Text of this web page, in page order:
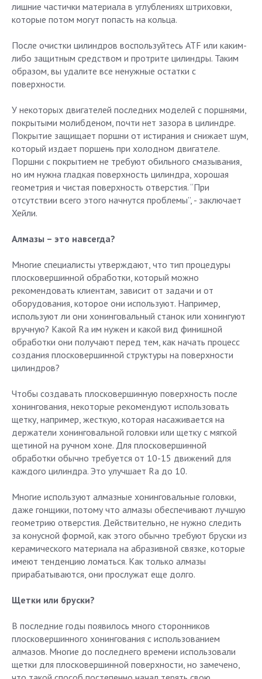
лишние частички материала в углублениях штриховки,
которые потом могут попасть на кольца.
После очистки цилиндров воспользуйтесь ATF или каким-
либо защитным средством и протрите цилиндры. Таким
образом, вы удалите все ненужные остатки с
поверхности.
У некоторых двигателей последних моделей с поршнями,
покрытыми молибденом, почти нет зазора в цилиндре.
Покрытие защищает поршни от истирания и снижает шум,
который издает поршень при холодном двигателе.
Поршни с покрытием не требуют обильного смазывания,
но им нужна гладкая поверхность цилиндра, хорошая
геометрия и чистая поверхность отверстия. “При
отсутствии всего этого начнутся проблемы”, - заключает
Хейли.
Алмазы – это навсегда?
Многие специалисты утверждают, что тип процедуры
плосковершинной обработки, который можно
рекомендовать клиентам, зависит от задачи и от
оборудования, которое они используют. Например,
используют ли они хонинговальный станок или хонингуют
вручную? Какой Ra им нужен и какой вид финишной
обработки они получают перед тем, как начать процесс
создания плосковершинной структуры на поверхности
цилиндров?
Чтобы создавать плосковершинную поверхность после
хонингования, некоторые рекомендуют использовать
щетку, например, жесткую, которая насаживается на
держатели хонинговальной головки или щетку с мягкой
щетиной на ручном хоне. Для плосковершинной
обработки обычно требуется от 10-15 движений для
каждого цилиндра. Это улучшает Ra до 10.
Многие используют алмазные хонинговальные головки,
даже гонщики, потому что алмазы обеспечивают лучшую
геометрию отверстия. Действительно, не нужно следить
за конусной формой, как этого обычно требуют бруски из
керамического материала на абразивной связке, которые
имеют тенденцию ломаться. Как только алмазы
прирабатываются, они прослужат еще долго.
Щетки или бруски?
В последние годы появилось много сторонников
плосковершинного хонингования с использованием
алмазов. Многие до последнего времени использовали
щетки для плосковершинной поверхности, но замечено,